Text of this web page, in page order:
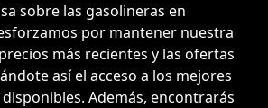
sobre las gasolineras en
por mantener nuestra
más recientes y las ofertas
así el acceso a los mejores
Además, encontrarás